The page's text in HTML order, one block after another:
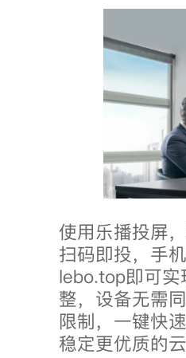
使用乐播投屏
扫码即投，手
lebo.top即可
整，设备无需
限制，一键快
稳定更优质的